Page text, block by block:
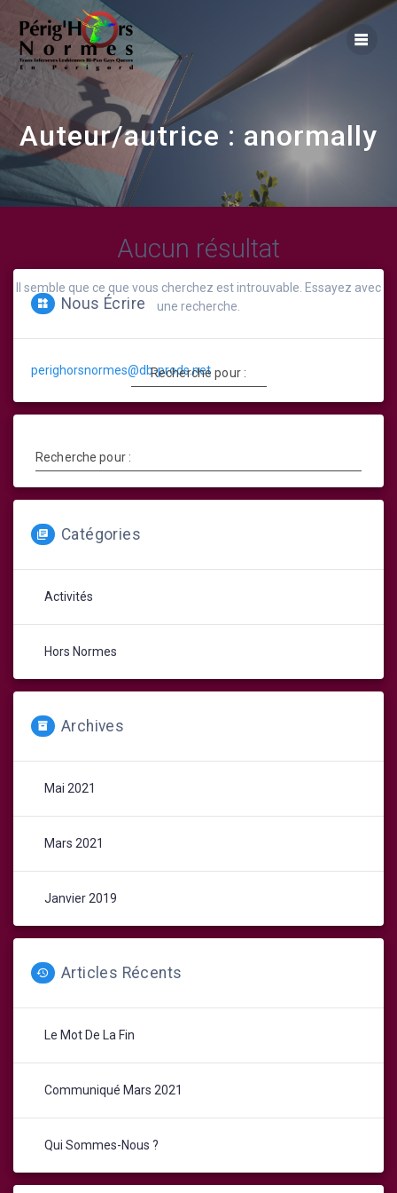
Auteur/autrice : anormally
Aucun résultat
Il semble que ce que vous cherchez est introuvable. Essayez avec
une recherche.
Recherche pour :
Nous Écrire
perighorsnormes@db-prods.net
Recherche pour :
Catégories
Activités
Hors Normes
Archives
Mai 2021
Mars 2021
Janvier 2019
Articles Récents
Le Mot De La Fin
Communiqué Mars 2021
Qui Sommes-Nous ?